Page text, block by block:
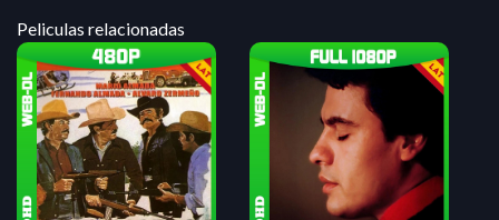
Peliculas relacionadas